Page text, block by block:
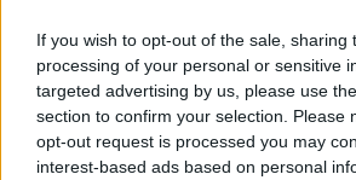
If you wish to opt-out of the sale, sharing
processing of your personal or sensitive
targeted advertising by us, please use
section to confirm your selection. Please
opt-out request is processed you may
interest-based ads based on personal